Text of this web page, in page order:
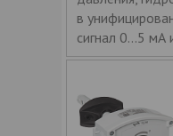
в
сигнал 0...5 мА